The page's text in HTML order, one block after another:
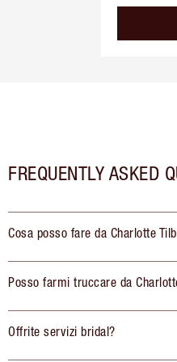
FREQUENTLY ASKED
Cosa posso fare da Charlotte
Posso farmi truccare da
Offrite servizi bridal?